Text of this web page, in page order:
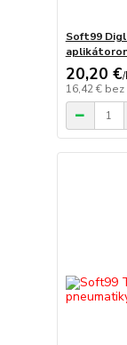
Soft99
20,20 €/
16,42 € bez